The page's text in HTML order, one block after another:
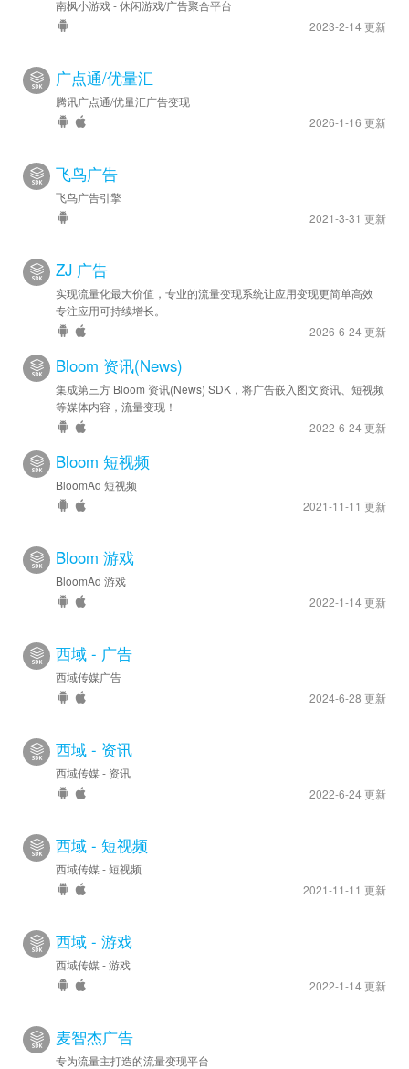
南枫小游戏 - 休闲游戏/广告聚合平台
2023-2-14 更新
广点通/优量汇
腾讯广点通/优量汇广告变现
2026-1-16 更新
飞鸟广告
飞鸟广告引擎
2021-3-31 更新
ZJ 广告
实现流量化最大价值，专业的流量变现系统让应用变现更简单高效
专注应用可持续增长。
2026-6-24 更新
Bloom 资讯(News)
集成第三方 Bloom 资讯(News) SDK，将广告嵌入图文资讯、短视频
等媒体内容，流量变现！
2022-6-24 更新
Bloom 短视频
BloomAd 短视频
2021-11-11 更新
Bloom 游戏
BloomAd 游戏
2022-1-14 更新
西域 - 广告
西域传媒广告
2024-6-28 更新
西域 - 资讯
西域传媒 - 资讯
2022-6-24 更新
西域 - 短视频
西域传媒 - 短视频
2021-11-11 更新
西域 - 游戏
西域传媒 - 游戏
2022-1-14 更新
麦智杰广告
专为流量主打造的流量变现平台